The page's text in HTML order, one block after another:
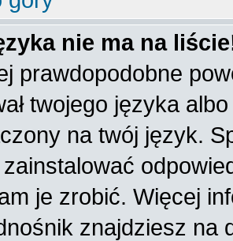
nie ma na
prawdopodobne
twojego języka
na twój język.
je zrobić. Więcej
znajdziesz na